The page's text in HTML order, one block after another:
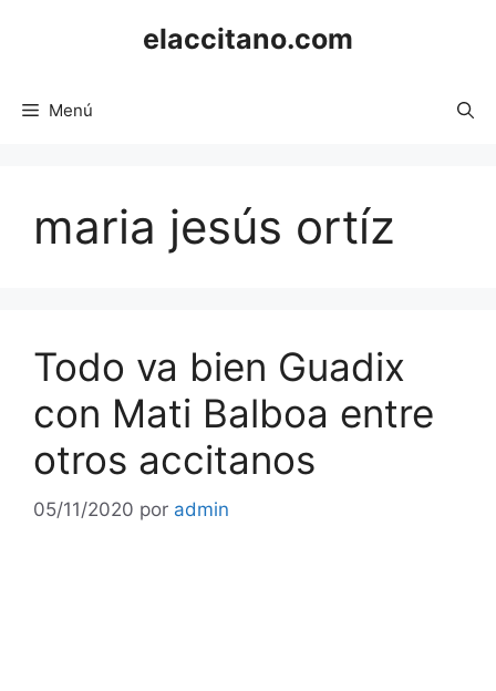
elaccitano.com
Menú
maria jesús ortíz
Todo va bien Guadix
con Mati Balboa entre
otros accitanos
05/11/2020 por admin